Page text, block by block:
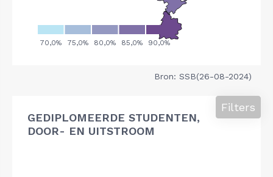
Bron: SSB(26-08-2024)
GEDIPLOMEERDE STUDENTEN,
DOOR- EN UITSTROOM
Filters